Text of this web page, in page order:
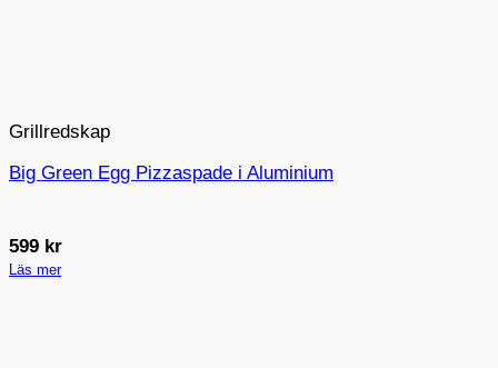
Grillredskap
Big Green Egg Pizzaspade i Aluminium
599 kr
Läs mer